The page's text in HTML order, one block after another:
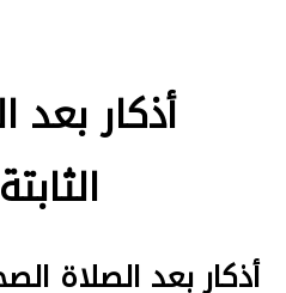
أذكار بعد
أذكار بعد الصلاة